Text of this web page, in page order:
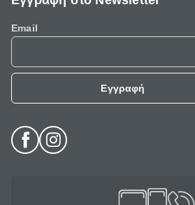
Email
Εγγραφή